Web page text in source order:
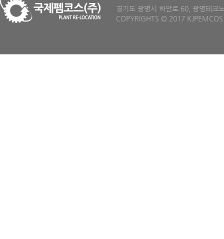
경기도 광명시 하안로 60, 광명테
COPYRIGHTS © 2017